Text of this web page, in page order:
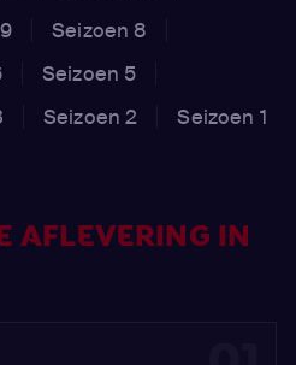
Seizoen 8
Seizoen 5
Seizoen 2 Seizoen 1
AFLEVERING IN